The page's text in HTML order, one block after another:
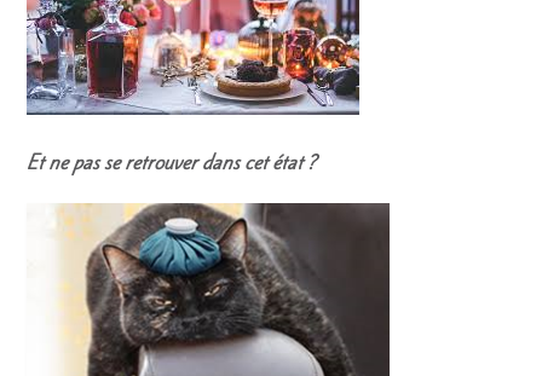
Et ne pas se retrouver dans cet état ?